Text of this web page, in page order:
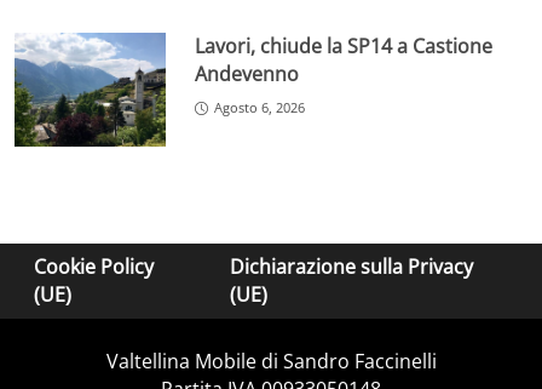
Lavori, chiude la SP14 a Castione
Andevenno
Agosto 6, 2026
Cookie Policy
(UE)
Dichiarazione sulla Privacy
(UE)
Valtellina Mobile di Sandro Faccinelli